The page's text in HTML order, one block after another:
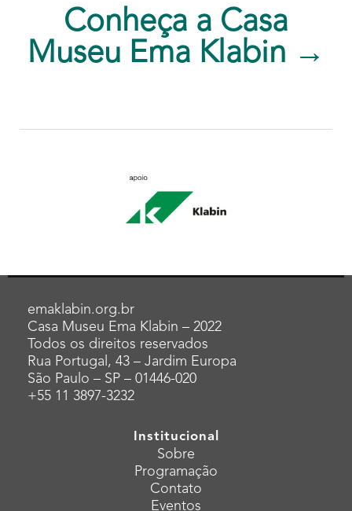
Conheça a Casa
Museu Ema Klabin →
emaklabin.org.br
Casa Museu Ema Klabin – 2022
Todos os direitos reservados
Rua Portugal, 43 – Jardim Europa
São Paulo – SP – 01446-020
+55 11 3897-3232
Institucional
Sobre
Programação
Contato
Eventos